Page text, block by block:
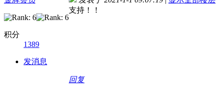
积分
1389
发消息
支持！！
回复